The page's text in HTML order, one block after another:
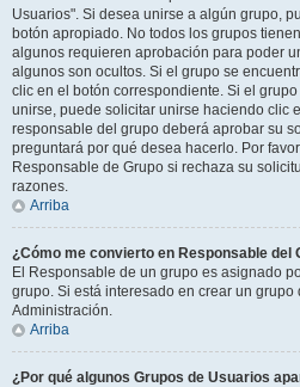
Usuarios". Si desea unirse a algún grupo,
botón apropiado. No todos los grupos
algunos requieren aprobación para poder
algunos son ocultos. Si el grupo se
clic en el botón correspondiente. Si el
unirse, puede solicitar unirse haciendo clic
responsable del grupo deberá aprobar su
preguntará por qué desea hacerlo. Por
Responsable de Grupo si rechaza su
razones.
Arriba
¿Cómo me convierto en Responsable del
El Responsable de un grupo es asignado
grupo. Si está interesado en crear un
Administración.
Arriba
¿Por qué algunos Grupos de Usuarios